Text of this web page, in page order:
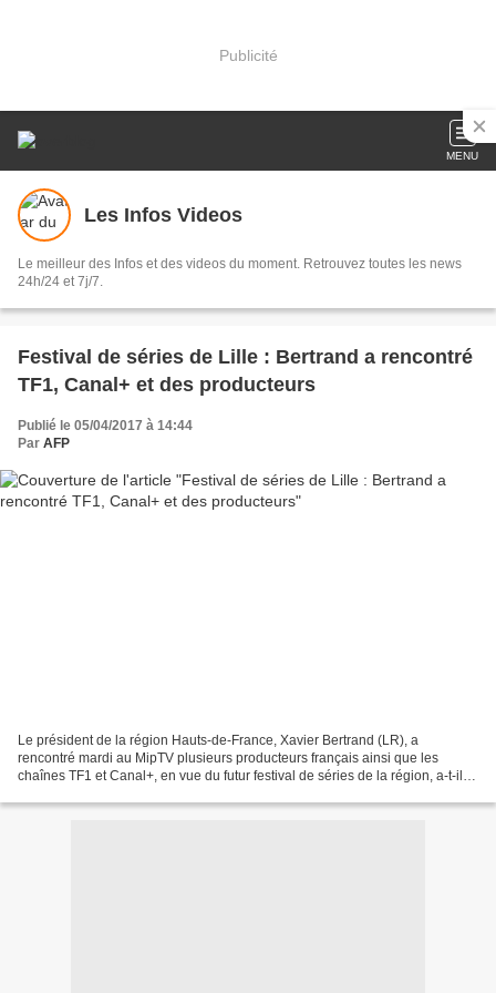
Publicité
MENU
Les Infos Videos
Le meilleur des Infos et des videos du moment. Retrouvez toutes les news
24h/24 et 7j/7.
Festival de séries de Lille : Bertrand a rencontré
TF1, Canal+ et des producteurs
Publié le 05/04/2017 à 14:44
Par AFP
Le président de la région Hauts-de-France, Xavier Bertrand (LR), a
rencontré mardi au MipTV plusieurs producteurs français ainsi que les
chaînes TF1 et Canal+, en vue du futur festival de séries de la région, a-t-il